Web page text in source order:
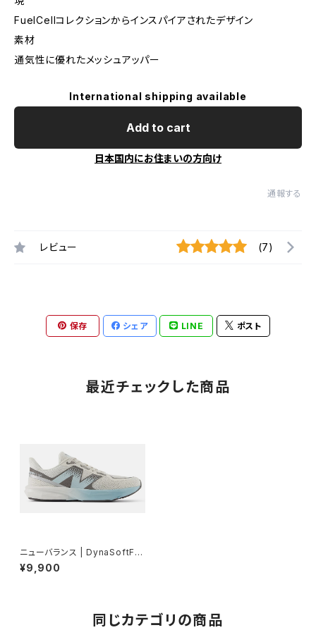
FuelCellコレクションからインスパイアされたデザイン
素材
通気性に優れたメッシュアッパー
International shipping available
Add to cart
日本国内にお住まいの方向け
通報する
レビュー (7)
保存 シェア LINE ポスト
最近チェックした商品
ニューバランス | DynaSoftFla
shv7 | WHITE/AQUA | Wom
en
¥9,900
同じカテゴリの商品